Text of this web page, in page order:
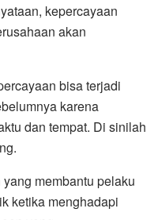
kepercayaan
akan
bisa terjadi
karena
dan tempat. Di sinilah
membantu pelaku
ketika menghadapi